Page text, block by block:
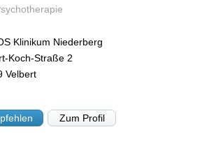
Klinikum Niederberg
Koch-Straße 2
Velbert
Zum Profil